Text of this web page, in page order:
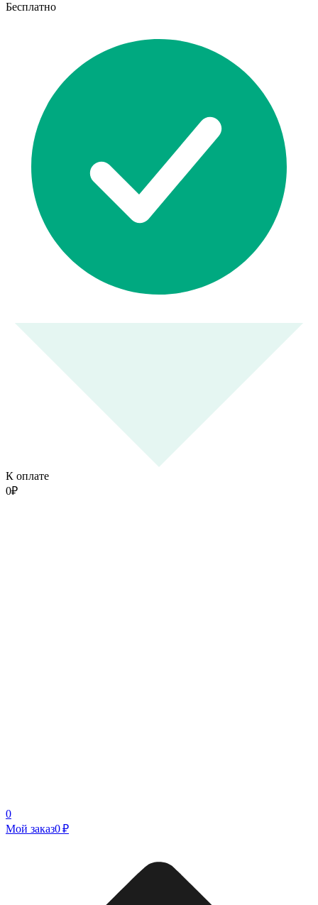
Бесплатно
К оплате
0₽
0
Мой заказ0 ₽